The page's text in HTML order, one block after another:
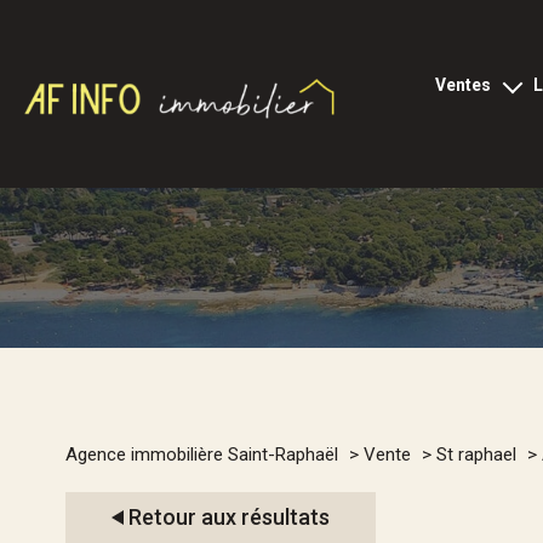
ventes
appartements
villas
terrains
locaux
Agence immobilière Saint-Raphaël Vente St raphael
Retour aux résultats